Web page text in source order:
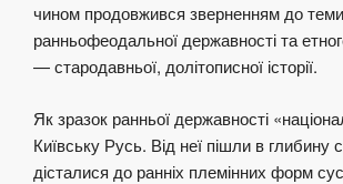
чином продовжився зверненням до теми
ранньофеодальної державності та
— стародавньої, долітописної історії.
Як зразок ранньої державності
Київську Русь. Від неї пішли в глибину
дісталися до ранніх племінних форм